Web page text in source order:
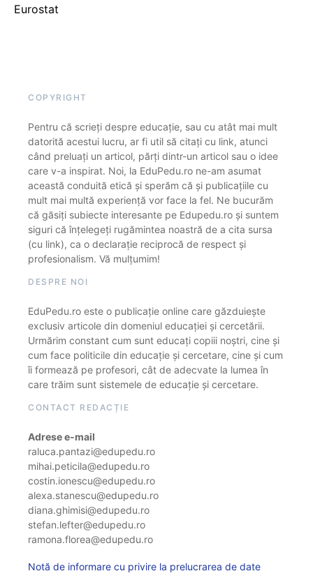
Eurostat
COPYRIGHT
Pentru că scrieți despre educație, sau cu atât mai mult
datorită acestui lucru, ar fi util să citați cu link, atunci
când preluați un articol, părți dintr-un articol sau o idee
care v-a inspirat. Noi, la EduPedu.ro ne-am asumat
această conduită etică și sperăm că și publicațiile cu
mult mai multă experiență vor face la fel. Ne bucurăm
că găsiți subiecte interesante pe Edupedu.ro și suntem
siguri că înțelegeți rugămintea noastră de a cita sursa
(cu link), ca o declarație reciprocă de respect și
profesionalism. Vă mulțumim!
DESPRE NOI
EduPedu.ro este o publicație online care găzduiește
exclusiv articole din domeniul educației și cercetării.
Urmărim constant cum sunt educați copiii noștri, cine și
cum face politicile din educație și cercetare, cine și cum
îi formează pe profesori, cât de adecvate la lumea în
care trăim sunt sistemele de educație și cercetare.
CONTACT REDACȚIE
Adrese e-mail
raluca.pantazi@edupedu.ro
mihai.peticila@edupedu.ro
costin.ionescu@edupedu.ro
alexa.stanescu@edupedu.ro
diana.ghimisi@edupedu.ro
stefan.lefter@edupedu.ro
ramona.florea@edupedu.ro
Notă de informare cu privire la prelucrarea de date